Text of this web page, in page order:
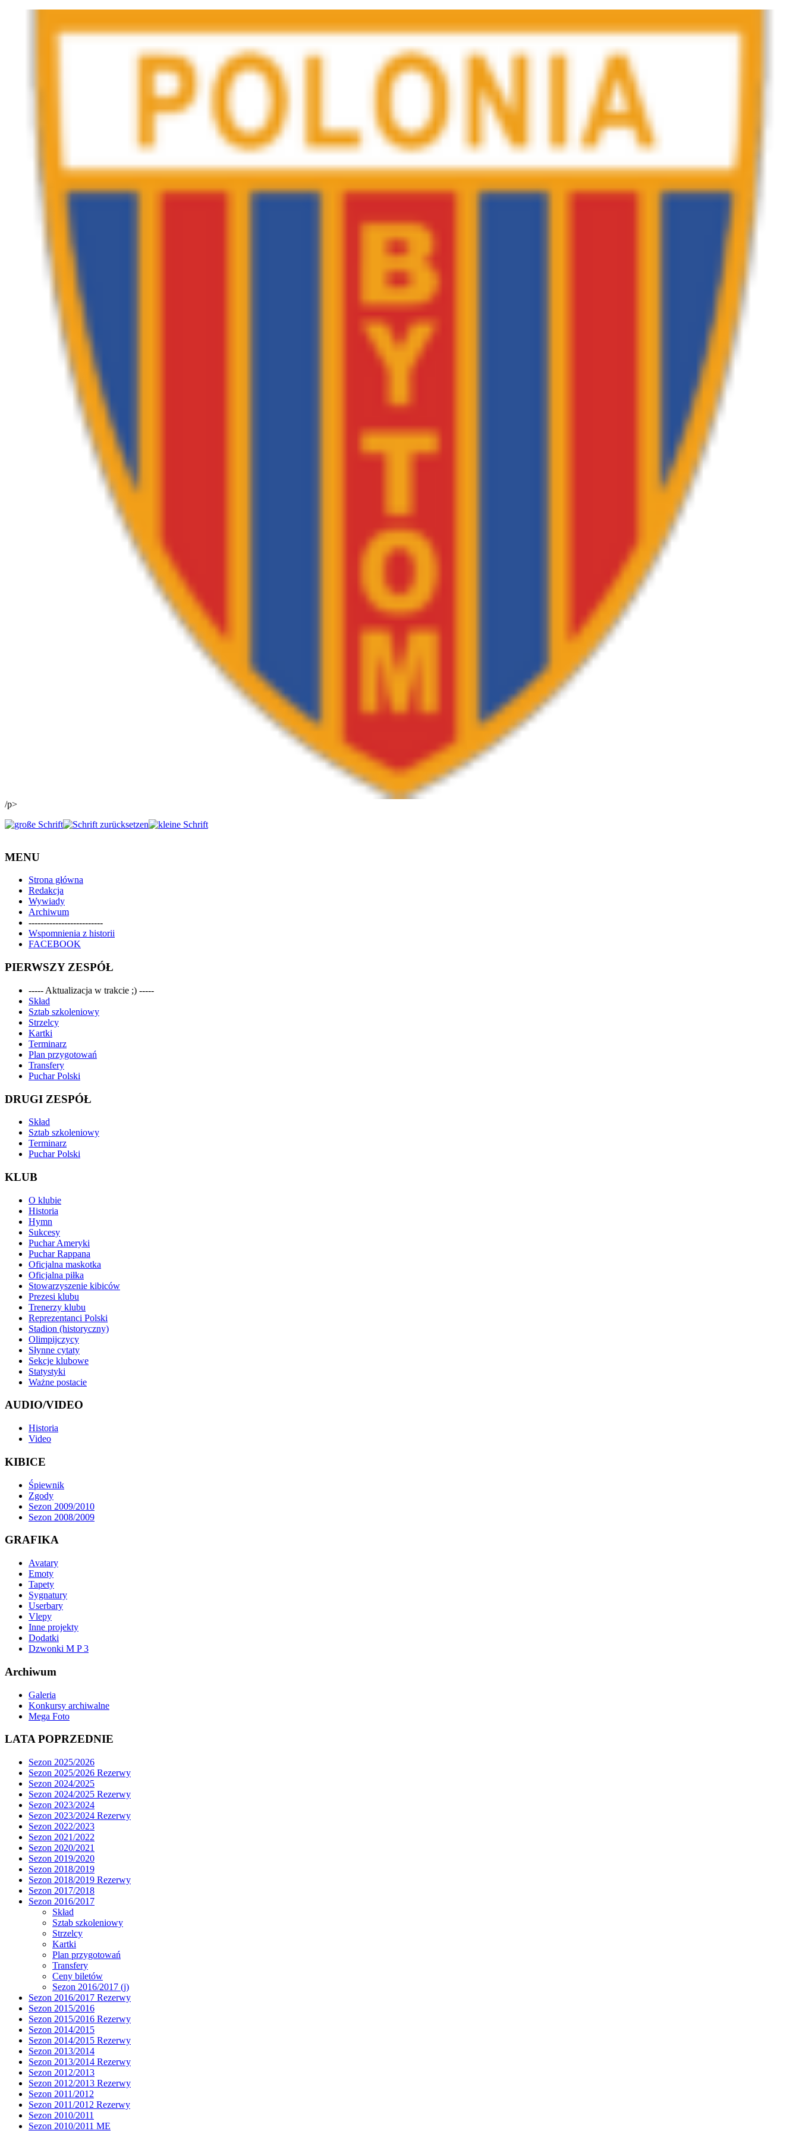
/p>
MENU
Strona główna
Redakcja
Wywiady
Archiwum
-------------------------
Wspomnienia z historii
FACEBOOK
PIERWSZY ZESPÓŁ
----- Aktualizacja w trakcie ;) -----
Skład
Sztab szkoleniowy
Strzelcy
Kartki
Terminarz
Plan przygotowań
Transfery
Puchar Polski
DRUGI ZESPÓŁ
Skład
Sztab szkoleniowy
Terminarz
Puchar Polski
KLUB
O klubie
Historia
Hymn
Sukcesy
Puchar Ameryki
Puchar Rappana
Oficjalna maskotka
Oficjalna piłka
Stowarzyszenie kibiców
Prezesi klubu
Trenerzy klubu
Reprezentanci Polski
Stadion (historyczny)
Olimpijczycy
Słynne cytaty
Sekcje klubowe
Statystyki
Ważne postacie
AUDIO/VIDEO
Historia
Video
KIBICE
Śpiewnik
Zgody
Sezon 2009/2010
Sezon 2008/2009
GRAFIKA
Avatary
Emoty
Tapety
Sygnatury
Userbary
Vlepy
Inne projekty
Dodatki
Dzwonki M P 3
Archiwum
Galeria
Konkursy archiwalne
Mega Foto
LATA POPRZEDNIE
Sezon 2025/2026
Sezon 2025/2026 Rezerwy
Sezon 2024/2025
Sezon 2024/2025 Rezerwy
Sezon 2023/2024
Sezon 2023/2024 Rezerwy
Sezon 2022/2023
Sezon 2021/2022
Sezon 2020/2021
Sezon 2019/2020
Sezon 2018/2019
Sezon 2018/2019 Rezerwy
Sezon 2017/2018
Sezon 2016/2017
Skład
Sztab szkoleniowy
Strzelcy
Kartki
Plan przygotowań
Transfery
Ceny biletów
Sezon 2016/2017 (j)
Sezon 2016/2017 Rezerwy
Sezon 2015/2016
Sezon 2015/2016 Rezerwy
Sezon 2014/2015
Sezon 2014/2015 Rezerwy
Sezon 2013/2014
Sezon 2013/2014 Rezerwy
Sezon 2012/2013
Sezon 2012/2013 Rezerwy
Sezon 2011/2012
Sezon 2011/2012 Rezerwy
Sezon 2010/2011
Sezon 2010/2011 ME